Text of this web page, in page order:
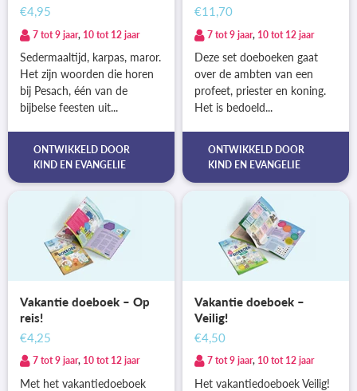
€4,95
7 tot 9 jaar, 10 tot 12 jaar
Sedermaaltijd, karpas, maror.
Het zijn woorden die horen
bij Pesach, één van de
bijbelse feesten uit...
ONTWIKKELD DOOR
KIND EN EVANGELIE
€11,70
7 tot 9 jaar, 10 tot 12 jaar
Deze set doeboeken gaat
over de ambten van een
profeet, priester en koning.
Het is bedoeld...
ONTWIKKELD DOOR
KIND EN EVANGELIE
Vakantie doeboek – Op
reis!
€4,25
7 tot 9 jaar, 10 tot 12 jaar
Met het vakantiedoeboek
Vakantie doeboek –
Veilig!
€4,50
7 tot 9 jaar, 10 tot 12 jaar
Het vakantiedoeboek Veilig!